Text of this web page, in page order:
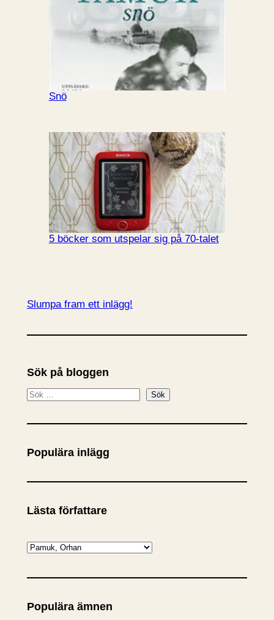
Snö
5 böcker som utspelar sig på 70-talet
Slumpa fram ett inlägg!
Sök på bloggen
S
k
Sök
Populära inlägg
Lästa författare
K
t
g
Populära ämnen